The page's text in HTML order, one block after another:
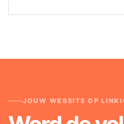
JOUW WEBSITE OP